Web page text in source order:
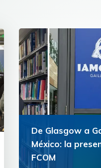
De Glasgow a
México: la
FCOM